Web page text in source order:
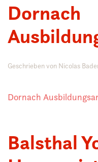
Dornach
Geschrieben von Nicolas
Dornach
Balsthal